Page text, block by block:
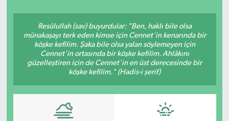
Resûlullah (sav) buyurdular: "Ben, haklı bile olsa
münakaşayı terk eden kimse için Cennet'in kenarında bir
köşke kefilim. Şaka bile olsa yalan söylemeyen için
Cennet'in ortasında bir köşke kefilim. Ahlâkını
güzelleştiren için de Cennet'in en üst derecesinde bir
köşke kefilim." (Hadis-i şerif)
BİLİM VE TEKNOLOJİ
OTOMOBİL